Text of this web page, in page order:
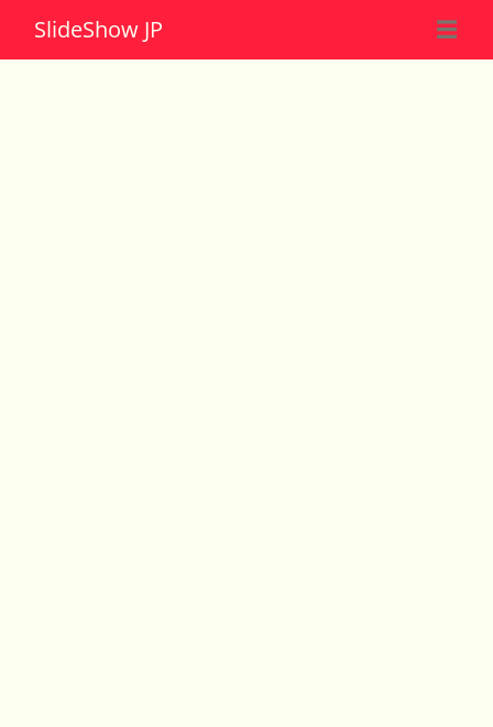
SlideShow JP ☰